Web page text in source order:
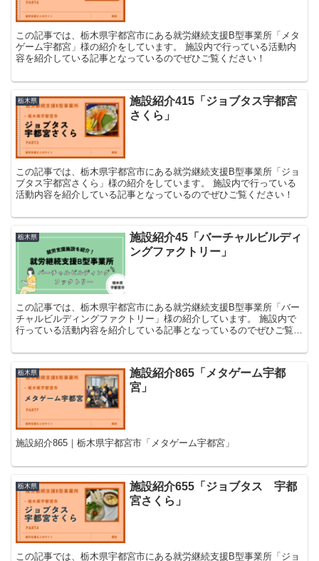
この記事では、栃木県宇都宮市にある就労継続支援B型事業所「メタ
ゲーム宇都宮」様の紹介をしています。 施設内で行っている活動内
容を紹介している記事となっているのでぜひご覧ください！
栃木県
施設紹介415「ジョブタス宇都宮
さくら」
この記事では、栃木県宇都宮市にある就労継続支援B型事業所「ジョ
ブタス宇都宮さくら」様の紹介をしています。 施設内で行っている
活動内容を紹介している記事となっているのでぜひご覧ください！
栃木県
施設紹介45「バーチャルビルディ
ングファクトリー」
この記事では、栃木県宇都宮市にある就労継続支援B型事業所「バー
チャルビルディングファクトリー」様の紹介しています。 施設内で
行っている活動内容を紹介している記事となっているのでぜひご覧く
栃木県
施設紹介865「メタゲーム宇都
宮」
施設紹介865｜栃木県宇都宮市「メタゲーム宇都宮」
栃木県
施設紹介655「ジョブタス 宇都
宮さくら」
この記事では、栃木県宇都宮市にある就労継続支援B型事業所「ジョ